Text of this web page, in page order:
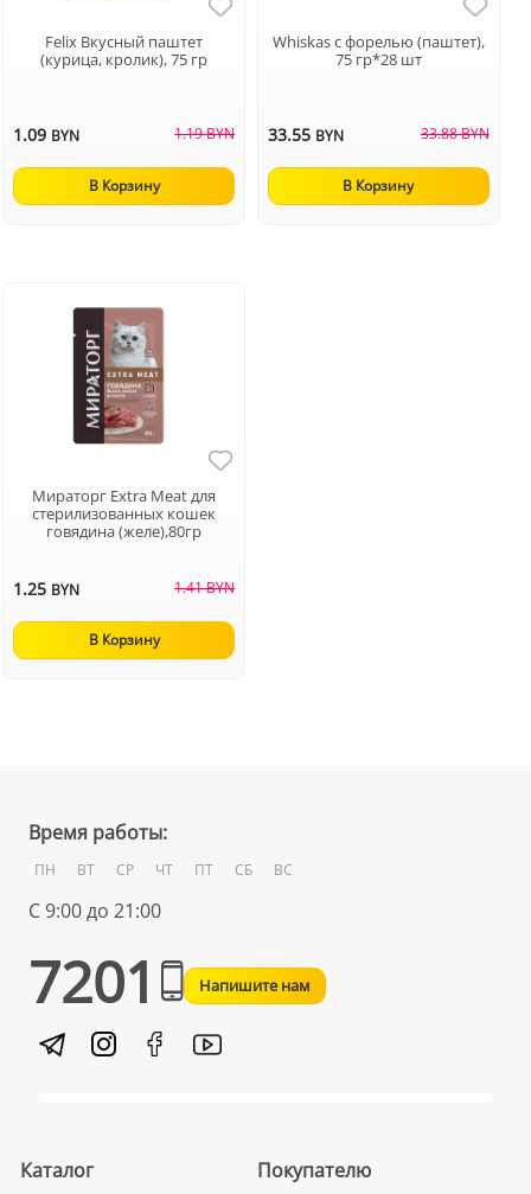
Felix Вкусный паштет
(курица, кролик), 75 гр
1.09 BYN 1.19 BYN
В Корзину
Whiskas с форелью (паштет),
75 гр*28 шт
33.55 BYN 33.88 BYN
В Корзину
Мираторг Extra Meat для
стерилизованных кошек
говядина (желе),80гр
1.25 BYN 1.41 BYN
В Корзину
Время работы:
ПН ВТ СР ЧТ ПТ СБ ВС
С 9:00 до 21:00
7201 Напишите нам
Каталог Покупателю